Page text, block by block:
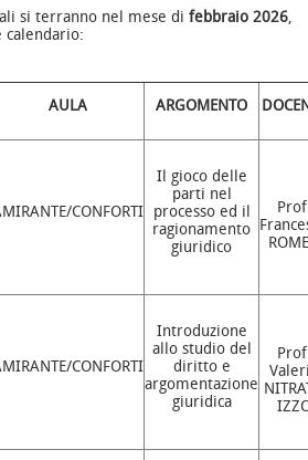
si terranno nel mese di febbraio 2026,
calendario:
AULA ARGOMENTO
CONFORTI
Il gioco delle
parti nel
processo ed il
ragionamento
giuridico
CONFORTI
Introduzione
allo studio del
diritto e
argomentazione
giuridica